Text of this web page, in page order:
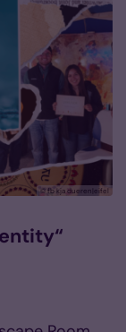
© fb kja dueren|eifel